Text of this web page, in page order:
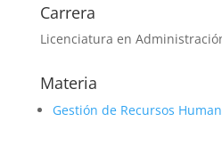
Carrera
Licenciatura en
Materia
Gestión de Recursos